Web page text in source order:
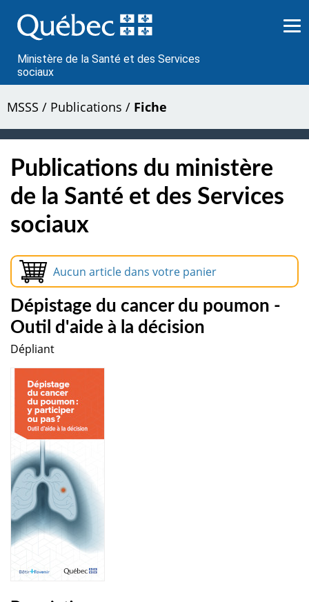
au
contenu
Ministère de la Santé et des Services
sociaux
MSSS / Publications / Fiche
Publications du ministère
de la Santé et des Services
sociaux
Aucun article dans votre panier
Dépistage du cancer du poumon -
Outil d'aide à la décision
Dépliant